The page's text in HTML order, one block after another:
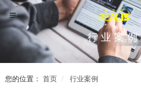
行业案例
您的位置： 首页 行业案例